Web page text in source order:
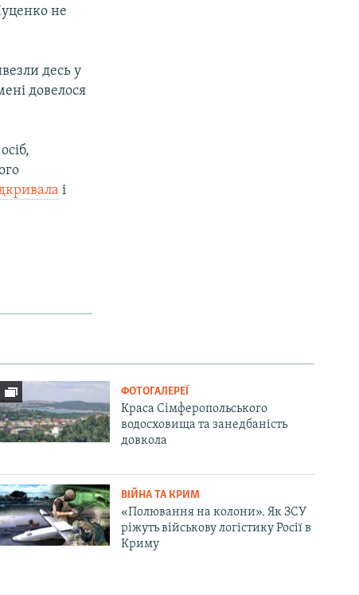
не
десь у
довелося
і
ФОТОГАЛЕРЕЇ
Краса Сімферопольського
водосховища та занедбаність
довкола
ВІЙНА ТА КРИМ
«Полювання на колони». Як ЗСУ
ріжуть військову логістику Росії в
Криму